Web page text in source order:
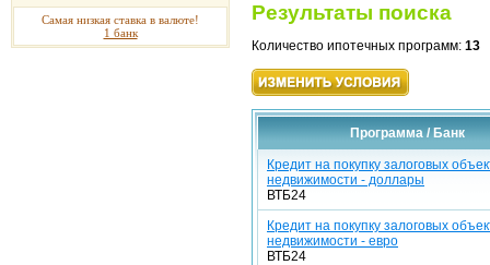
Самая низкая ставка в валюте!
1 банк
Результаты поиска
Количество ипотечных программ: 13
Программа / Банк
Кредит на покупку залоговых
недвижимости - доллары
ВТБ24
Кредит на покупку залоговых
недвижимости - евро
ВТБ24